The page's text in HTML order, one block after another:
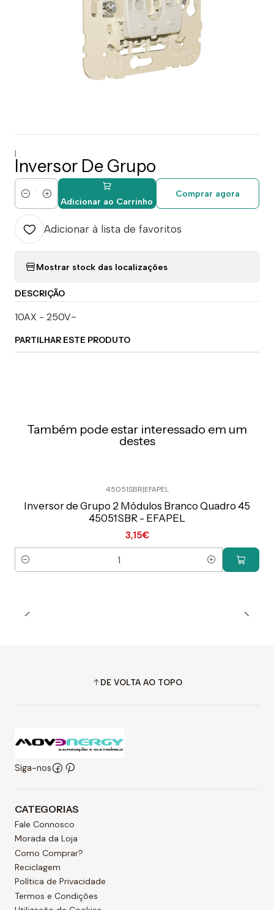
|
Inversor De Grupo
QuantidadeAdicionar ao Carrinho
Comprar agora
Adicionar à lista de favoritos
Mostrar stock das localizações
DESCRIÇÃO
10AX - 250V~
PARTILHAR ESTE PRODUTO
Também pode estar interessado em um
destes
45051SBR|EFAPEL
Inversor de Grupo 2 Módulos Branco Quadro 45
45051SBR - EFAPEL
3,15€
Quantidade
DE VOLTA AO TOPO
Siga-nos
CATEGORIAS
Fale Connosco
Morada da Loja
Como Comprar?
Reciclagem
Política de Privacidade
Termos e Condições